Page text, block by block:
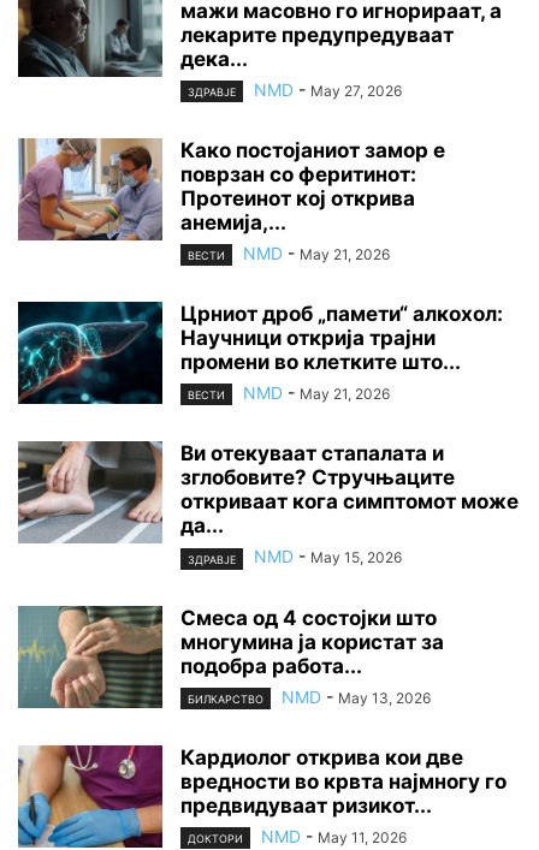
мажи масовно го игнорираат, а
лекарите предупредуваат
дека...
ЗДРАВЈЕ NMD - May 27, 2026
Како постојаниот замор е
поврзан со феритинот:
Протеинот кој открива
анемија,...
ВЕСТИ NMD - May 21, 2026
Црниот дроб „памети“ алкохол:
Научници открија трајни
промени во клетките што...
ВЕСТИ NMD - May 21, 2026
Ви отекуваат стапалата и
зглобовите? Стручњаците
откриваат кога симптомот може
да...
ЗДРАВЈЕ NMD - May 15, 2026
Смеса од 4 состојки што
многумина ја користат за
подобра работа...
БИЛКАРСТВО NMD - May 13, 2026
Кардиолог открива кои две
вредности во крвта најмногу го
предвидуваат ризикот...
ДОКТОРИ NMD - May 11, 2026